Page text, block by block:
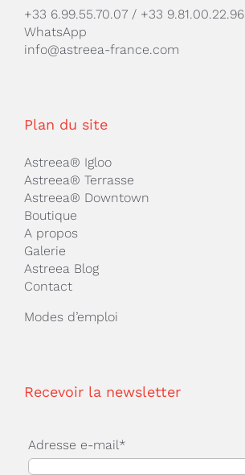
+33 6.99.55.70.07/ +33 9.81.00.22.96
WhatsApp
info@astreea-france.com
Plan du site
Astreea® Igloo
Astreea® Terrasse
Astreea® Downtown
Boutique
A propos
Galerie
Astreea Blog
Contact
Modes d’emploi
Recevoir la newsletter
Adresse e-mail*